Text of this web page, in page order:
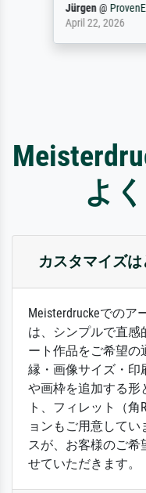
Jürgen@
April 22, 2026
よ
カスタマイズ
Meisterdruckeでの
は、シンプルで直感
ート作品をご希望の
縁・画像サイズ・印
や画枠を追加する形
ト、フィレット（
ョンもご用意して
スが、お客様のご希
せていただきます。